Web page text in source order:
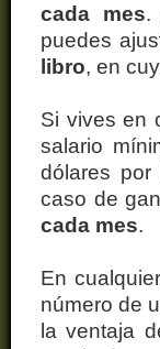
cada mes.
puedes
libro, en
Si vives en
salario
dólares
caso de
cada mes.
En
número de
la ventaja